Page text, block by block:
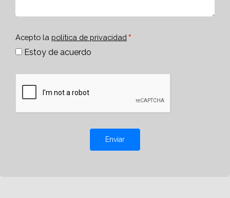
Acepto la política de privacidad
Estoy de acuerdo
Enviar